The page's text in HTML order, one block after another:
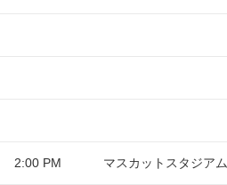
2:00 PM マスカットスタジアム